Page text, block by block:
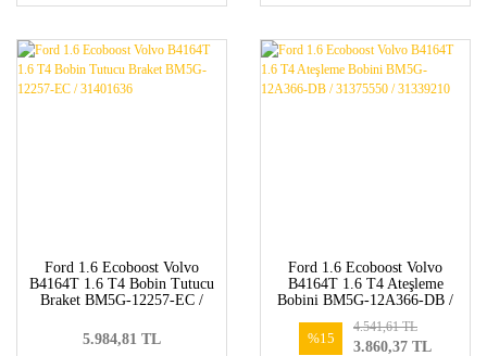
Ford 1.6 Ecoboost Volvo
B4164T 1.6 T4 Bobin Tutucu
Braket BM5G-12257-EC /
5.984,81 TL
Ford 1.6 Ecoboost Volvo
B4164T 1.6 T4 Ateşleme
Bobini BM5G-12A366-DB /
%15
3.860,37 TL
4.541,61 TL